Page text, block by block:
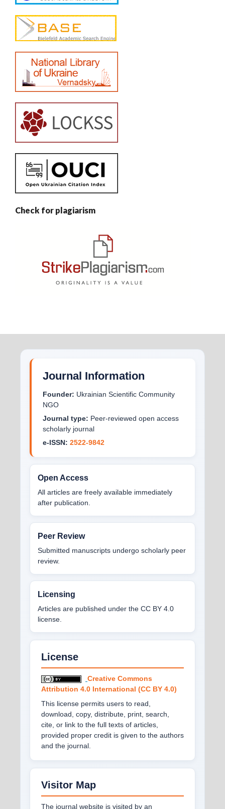
Check for plagiarism
Journal Information
Founder: Ukrainian Scientific Community
NGO
Journal type: Peer-reviewed open access
scholarly journal
e-ISSN: 2522-9842
Open Access
All articles are freely available immediately
after publication.
Peer Review
Submitted manuscripts undergo scholarly peer
review.
Licensing
Articles are published under the CC BY 4.0
license.
License
Creative Commons
Attribution 4.0 International (CC BY 4.0)
This license permits users to read,
download, copy, distribute, print, search,
cite, or link to the full texts of articles,
provided proper credit is given to the authors
and the journal.
Visitor Map
The journal website is visited by an